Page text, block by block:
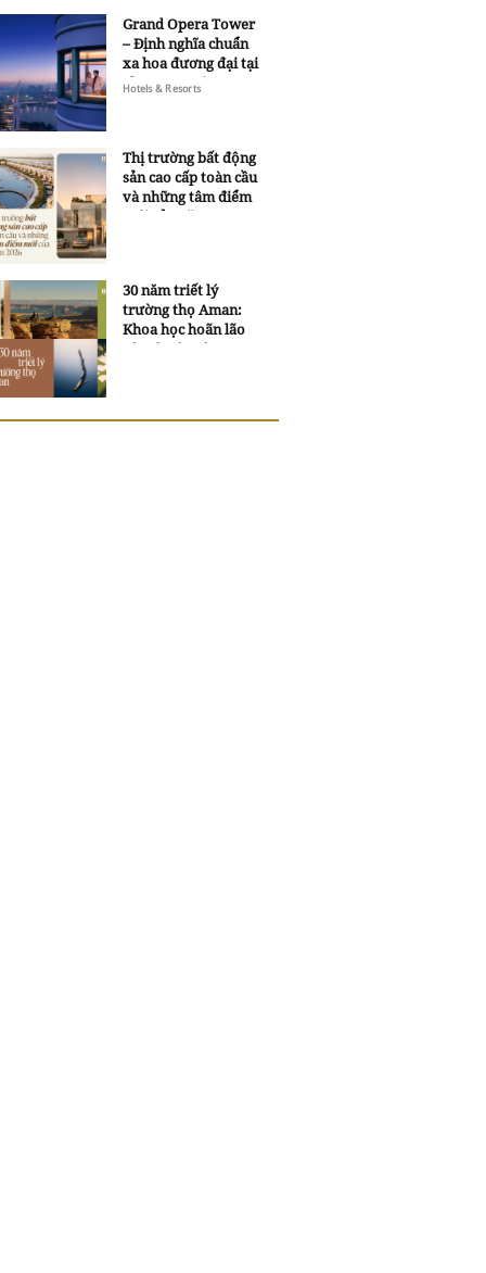
Grand Opera Tower
– Định nghĩa chuẩn
xa hoa đương đại tại
Sheraton Saigon
Hotels & Resorts
Thị trường bất động
sản cao cấp toàn cầu
và những tâm điểm
mới của năm 2026
30 năm triết lý
trường thọ Aman:
Khoa học hoãn lão
và trí tuệ ngàn xưa